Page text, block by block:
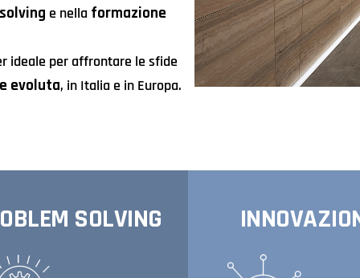
e nella formazione
ideale per affrontare le sfide
evoluta, in Italia e in Europa.
SOLVING